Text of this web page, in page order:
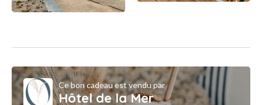
Ce bon cadeau est vendu par
Hôtel de la Mer